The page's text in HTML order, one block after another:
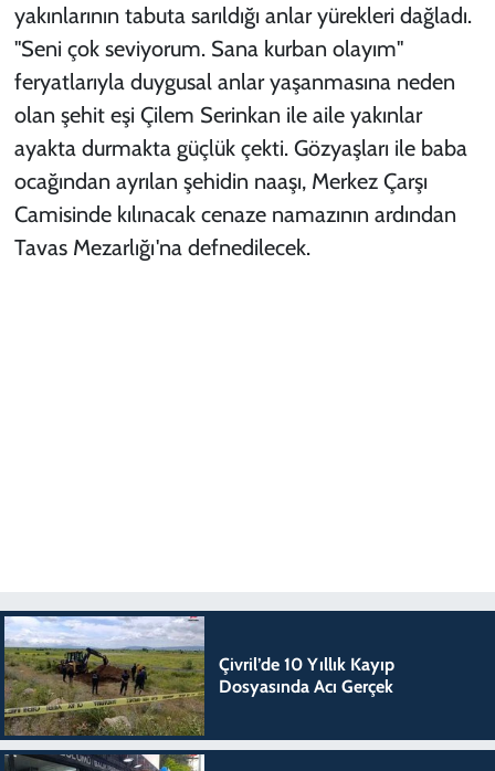
yakınlarının tabuta sarıldığı anlar yürekleri dağladı.
"Seni çok seviyorum. Sana kurban olayım"
feryatlarıyla duygusal anlar yaşanmasına neden
olan şehit eşi Çilem Serinkan ile aile yakınlar
ayakta durmakta güçlük çekti. Gözyaşları ile baba
ocağından ayrılan şehidin naaşı, Merkez Çarşı
Camisinde kılınacak cenaze namazının ardından
Tavas Mezarlığı'na defnedilecek.
Çivril’de 10 Yıllık Kayıp
Dosyasında Acı Gerçek